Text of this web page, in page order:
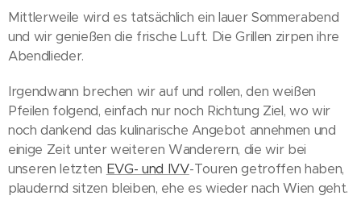
Mittlerweile wird es tatsächlich ein lauer Sommerabend
und wir genießen die frische Luft. Die Grillen zirpen ihre
Abendlieder.
Irgendwann brechen wir auf und rollen, den weißen
Pfeilen folgend, einfach nur noch Richtung Ziel, wo wir
noch dankend das kulinarische Angebot annehmen und
einige Zeit unter weiteren Wanderern, die wir bei
unseren letzten EVG- und IVV-Touren getroffen haben,
plaudernd sitzen bleiben, ehe es wieder nach Wien geht.